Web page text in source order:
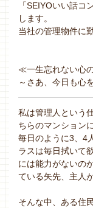
「SEIYOいい話
します。
当社の管理物件に
≪一生忘れない心
～さあ、今日も心
私は管理人という
ちらのマンション
毎日のように3、4
ラスは毎日拭いて
には能力がないの
ている矢先、主人
そんな中、ある住